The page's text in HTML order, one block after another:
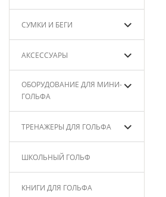
СУМКИ И БЕГИ
АКСЕССУАРЫ
ОБОРУДОВАНИЕ ДЛЯ МИНИ-
ГОЛЬФА
ТРЕНАЖЕРЫ ДЛЯ ГОЛЬФА
ШКОЛЬНЫЙ ГОЛЬФ
КНИГИ ДЛЯ ГОЛЬФА